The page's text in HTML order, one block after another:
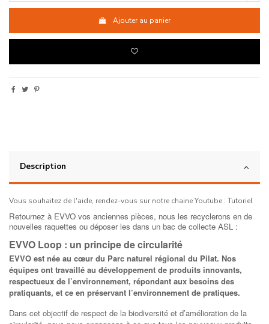
Ajouter au panier
Description
Vous souhaitez de l'aide, rendez-vous sur notre chaine Youtube : Tutoriel
Retournez à EVVO vos anciennes pièces, nous les recyclerons en de
nouvelles raquettes ou déposer les dans un bac de collecte ASL :
EVVO Loop : un principe de circularité
EVVO est née au cœur du Parc naturel régional du Pilat. Nos
équipes ont travaillé au développement de produits innovants,
respectueux de l’environnement, répondant aux besoins des
pratiquants, et ce en préservant l’environnement de pratiques.
Dans cet objectif de respect de la biodiversité et d’amélioration de la